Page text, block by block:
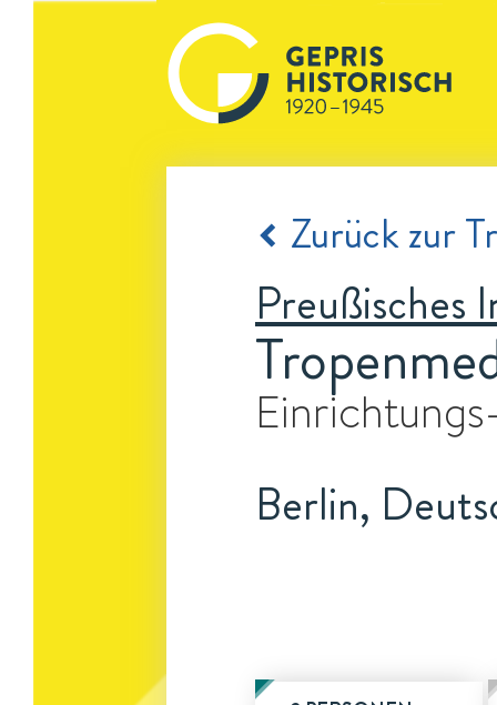
Zurück zur
Preußisches
Berlin,